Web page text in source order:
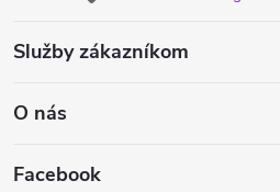
Služby zákazníkom
O nás
Facebook